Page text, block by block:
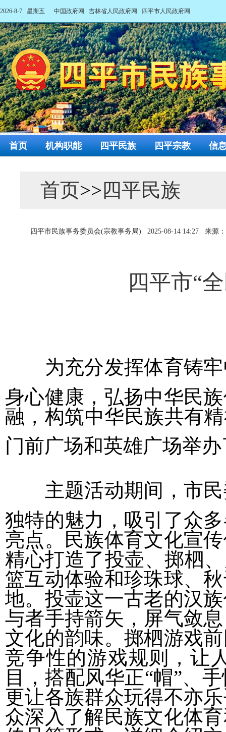
2026-8-7 星期五 中国政府网 吉林省人民政府网 四平市人民政府网
首页 机构职能 四平民族 四平宗教 信
首页>>四平民族
四平市民族事务委员会(宗教事务局) 2025-08-14 14:27 来源：
四平市“
为充分发挥体育铸
身心健康，弘扬中华民
融，构筑中华民族共有
门前广场和英雄广场举
主题活动期间，市
独特的魅力，吸引了众
亮点。民族体育文化宣
精心打造了投壶、掷柶
篮互动体验和珍珠球、
地。投壶这一古老的汉
与者手持箭矢，屏气敛
文化的韵味。掷柶游戏
竞争性的游戏规则，让
目，搭配风华正“帽”、
更让各族群众玩得不亦
众深入了解民族文化体